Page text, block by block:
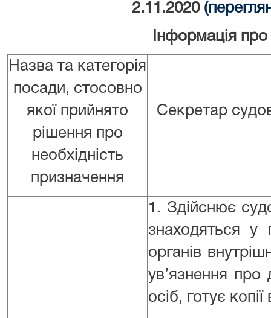
2.11.2020
Інформація
Назва та категорія
посади, стосовно
якої прийнято
рішення про
необхідність
призначення
Секретар
1. Здійснює
знаходяться у
органів
ув’язнення про
осіб, готує